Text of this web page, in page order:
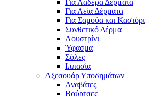
Για Λαδερά Δέρματα
Για Λεία Δέρματα
Για Σαμούα και Καστόρι
Συνθετικό Δέρμα
Λουστρίνι
Ύφασμα
Σόλες
Ιππασία
Αξεσουάρ Υποδημάτων
Αναβάτες
Βούρτσες